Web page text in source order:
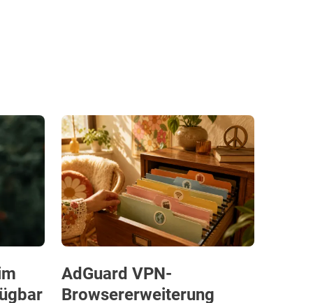
AdGuard VPN-
Browsererweiterung